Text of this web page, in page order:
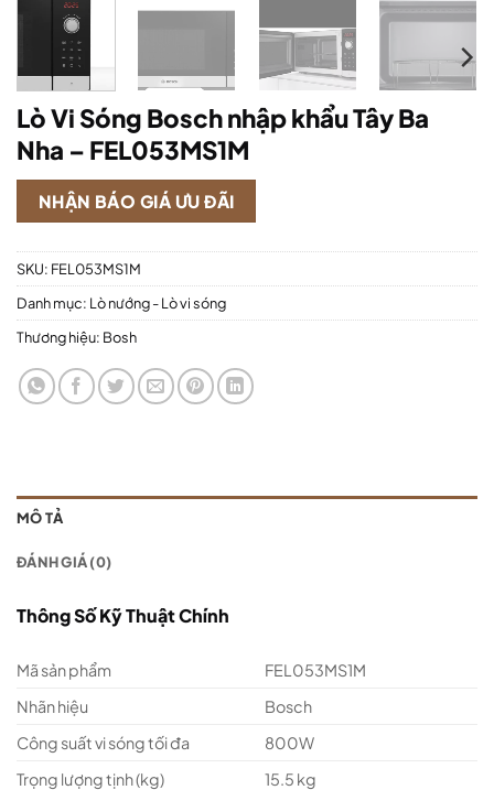
Lò Vi Sóng Bosch nhập khẩu Tây Ba
Nha – FEL053MS1M
NHẬN BÁO GIÁ ƯU ĐÃI
SKU: FEL053MS1M
Danh mục: Lò nướng - Lò vi sóng
Thương hiệu: Bosh
MÔ TẢ
ĐÁNH GIÁ (0)
Thông Số Kỹ Thuật Chính
Mã sản phẩm
FEL053MS1M
Nhãn hiệu
Bosch
Công suất vi sóng tối đa
800W
Trọng lượng tịnh (kg)
15.5 kg